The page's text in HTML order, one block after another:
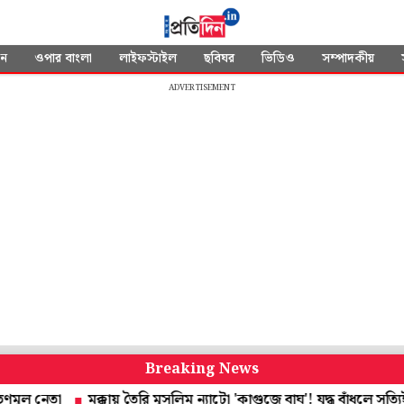
ওপার বাংলা লাইফস্টাইল ছবিঘর ভিডিও সম্পাদকীয়
ADVERTISEMENT
Breaking News